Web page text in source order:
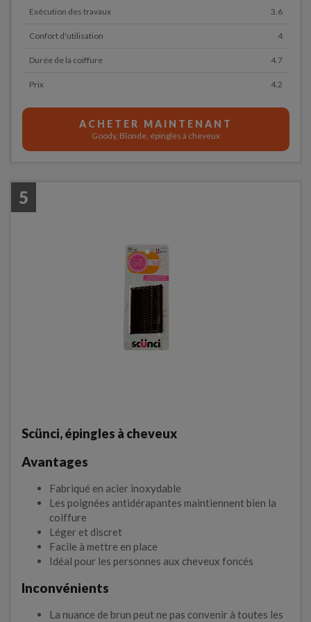
Exécution des travaux 3.6
Confort d'utilisation 4
Durée de la coiffure 4.7
Prix 4.2
ACHETER MAINTENANT
Goody, Blonde, épingles à cheveux
5
Scünci, épingles à cheveux
Avantages
Fabriqué en acier inoxydable
Les poignées antidérapantes maintiennent bien la
coiffure
Léger et discret
Facile à mettre en place
Idéal pour les personnes aux cheveux foncés
Inconvénients
La nuance de brun peut ne pas convenir à toutes les